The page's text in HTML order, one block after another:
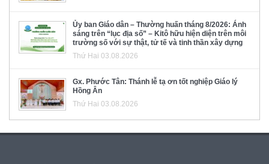
Ủy ban Giáo dân – Thường huấn tháng 8/2026: Ánh
sáng trên “lục địa số” – Kitô hữu hiện diện trên môi
trường số với sự thật, tử tế và tinh thần xây dựng
Thứ Hai 03.08.2026
Gx. Phước Tân: Thánh lễ tạ ơn tốt nghiệp Giáo lý
Hồng Ân
Thứ Hai 03.08.2026